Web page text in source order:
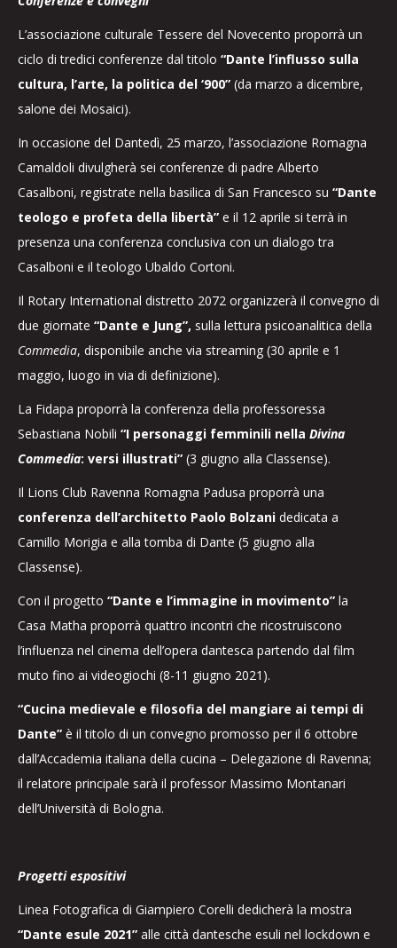
L’associazione culturale Tessere del Novecento proporrà un
ciclo di tredici conferenze dal titolo “Dante l’influsso sulla
cultura, l’arte, la politica del ‘900” (da marzo a dicembre,
salone dei Mosaici).
In occasione del Dantedì, 25 marzo, l’associazione Romagna
Camaldoli divulgherà sei conferenze di padre Alberto
Casalboni, registrate nella basilica di San Francesco su “Dante
teologo e profeta della libertà” e il 12 aprile si terrà in
presenza una conferenza conclusiva con un dialogo tra
Casalboni e il teologo Ubaldo Cortoni.
Il Rotary International distretto 2072 organizzerà il convegno di
due giornate “Dante e Jung”, sulla lettura psicoanalitica della
Commedia, disponibile anche via streaming (30 aprile e 1
maggio, luogo in via di definizione).
La Fidapa proporrà la conferenza della professoressa
Sebastiana Nobili “I personaggi femminili nella Divina
Commedia: versi illustrati” (3 giugno alla Classense).
Il Lions Club Ravenna Romagna Padusa proporrà una
conferenza dell’architetto Paolo Bolzani dedicata a
Camillo Morigia e alla tomba di Dante (5 giugno alla
Classense).
Con il progetto “Dante e l’immagine in movimento” la
Casa Matha proporrà quattro incontri che ricostruiscono
l’influenza nel cinema dell’opera dantesca partendo dal film
muto fino ai videogiochi (8-11 giugno 2021).
“Cucina medievale e filosofia del mangiare ai tempi di
Dante” è il titolo di un convegno promosso per il 6 ottobre
dall’Accademia italiana della cucina – Delegazione di Ravenna;
il relatore principale sarà il professor Massimo Montanari
dell’Università di Bologna.
Progetti espositivi
Linea Fotografica di Giampiero Corelli dedicherà la mostra
“Dante esule 2021” alle città dantesche esuli nel lockdown e